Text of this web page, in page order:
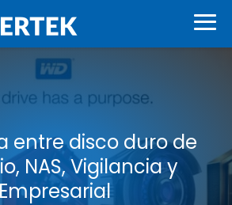
entre disco duro de
NAS, Vigilancia y
Empresarial